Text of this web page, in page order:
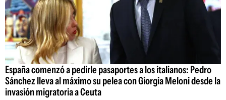
España comenzó a pedirle pasaportes a los italianos: Pedro
Sánchez lleva al máximo su pelea con Giorgia Meloni desde la
invasión migratoria a Ceuta